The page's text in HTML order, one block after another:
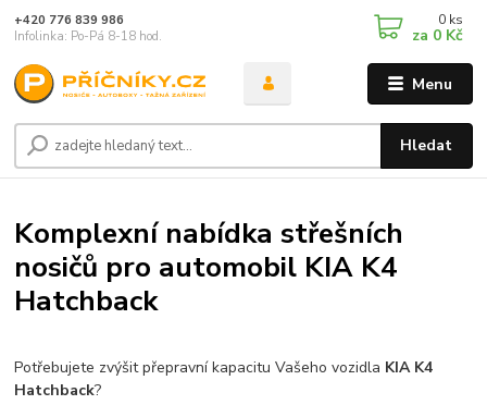
Menu
Hledat
+420 776 839 986
Infolinka: Po-Pá 8-18 hod.
0 ks
za 0 Kč
Komplexní nabídka střešních
nosičů pro automobil KIA K4
Hatchback
Potřebujete zvýšit přepravní kapacitu Vašeho vozidla KIA K4
Hatchback?